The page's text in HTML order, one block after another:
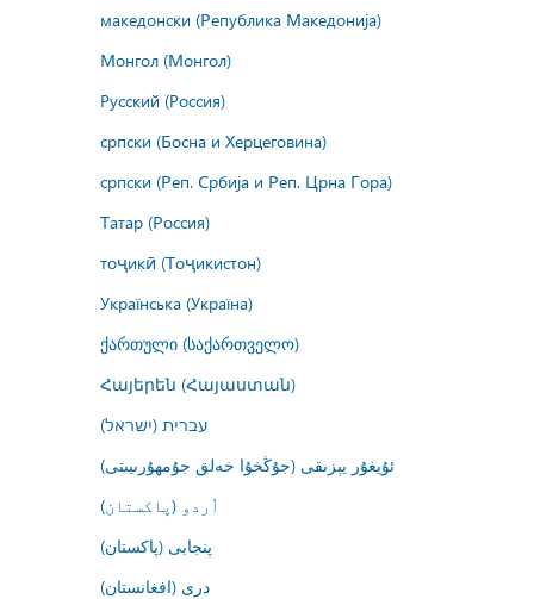
македонски (Република Македонија)
Монгол (Монгол)
Русский (Россия)
српски (Босна и Херцеговина)
српски (Реп. Србија и Реп. Црна Гора)
Татар (Россия)
тоҷикӣ (Тоҷикистон)
Українська (Україна)
ქართული (საქართველო)
Հայերեն (Հայաստան)
עברית (ישראל)
ئۇيغۇر يېزىقى (جۇڭخۇا خەلق جۇمھۇرىيىتى)
اُردو (پاکستان)
پنجابی (پاکستان)
درى (افغانستان)